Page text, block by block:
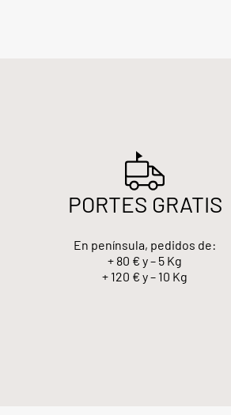
PORTES GRATIS
En península, pedidos de:
+ 80 € y – 5 Kg
+ 120 € y – 10 Kg